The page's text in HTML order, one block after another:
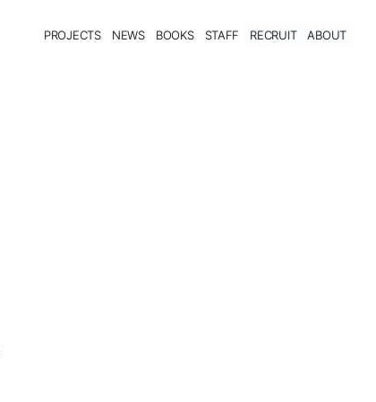
PROJECTS NEWS BOOKS STAFF RECRUIT ABOUT